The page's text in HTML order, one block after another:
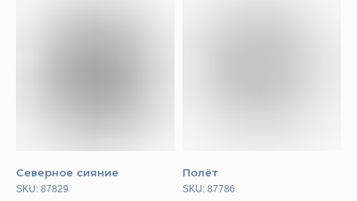
Северное сияние
SKU: 87829
Полёт
SKU: 87786